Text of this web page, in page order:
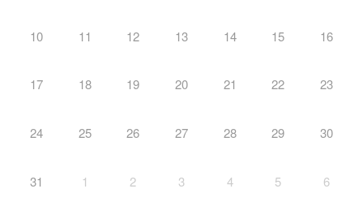
10 11 12 13 14 15 16
17 18 19 20 21 22 23
24 25 26 27 28 29 30
31 1 2 3 4 5 6